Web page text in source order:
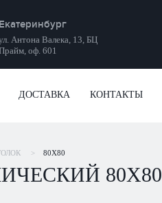
Екатеринбург
Антона Валека, 13, БЦ
оф. 601
ДОСТАВКА КОНТАКТЫ
> 80Х80
80Х80